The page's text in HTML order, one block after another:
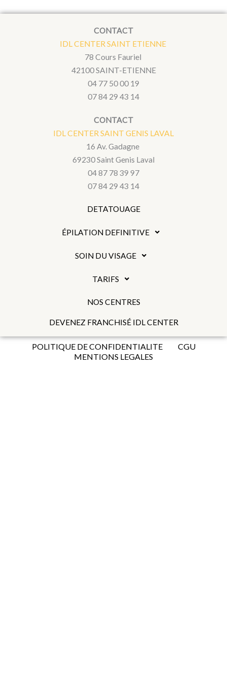
CONTACT
IDL CENTER SAINT ETIENNE
78 Cours Fauriel
42100 SAINT-ETIENNE
04 77 50 00 19
07 84 29 43 14
CONTACT
IDL CENTER SAINT GENIS LAVAL
16 Av. Gadagne
69230 Saint Genis Laval
04 87 78 39 97
07 84 29 43 14
DETATOUAGE
ÉPILATION DEFINITIVE
SOIN DU VISAGE
TARIFS
NOS CENTRES
DEVENEZ FRANCHISÉ IDL CENTER
POLITIQUE DE CONFIDENTIALITE
CGU
MENTIONS LEGALES